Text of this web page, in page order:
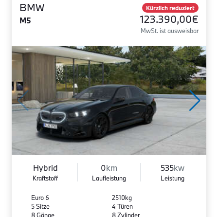
BMW
M5
Kürzlich reduziert
123.390,00€
MwSt. ist ausweisbar
Hybrid
Kraftstoff
0km
Laufleistung
535kw
Leistung
Euro 6
5 Sitze
8 Gänge
2510kg
4 Türen
8 Zylinder